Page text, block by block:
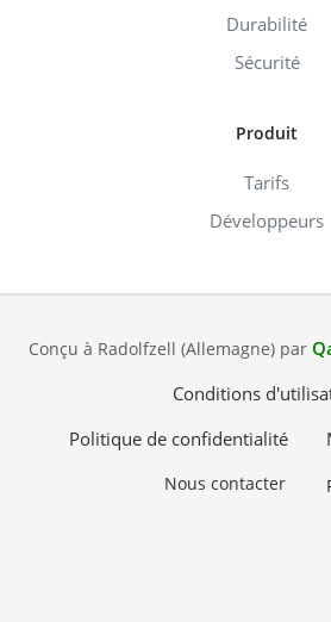
Durabilité
Sécurité
Produit
Tarifs
Développeurs
Conçu à Radolfzell (Allemagne) par
Conditions
Politique de confidentialité
Nous contacter